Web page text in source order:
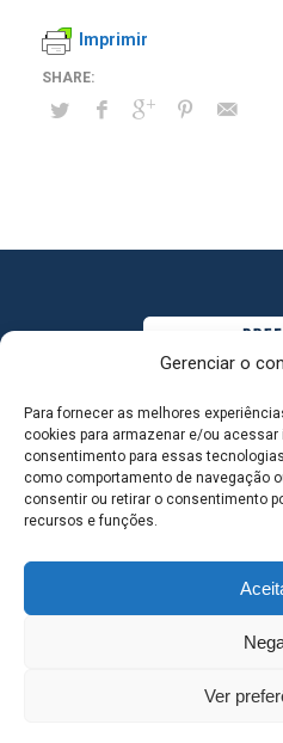
Gerenciar o
Para fornecer as melhores
cookies para armazenar e/ou
consentimento para essas
como comportamento de navegação
consentir ou retirar o consentimento
recursos e funções.
Ver
Imprimir
MAPA DO SITE
SEDE DO